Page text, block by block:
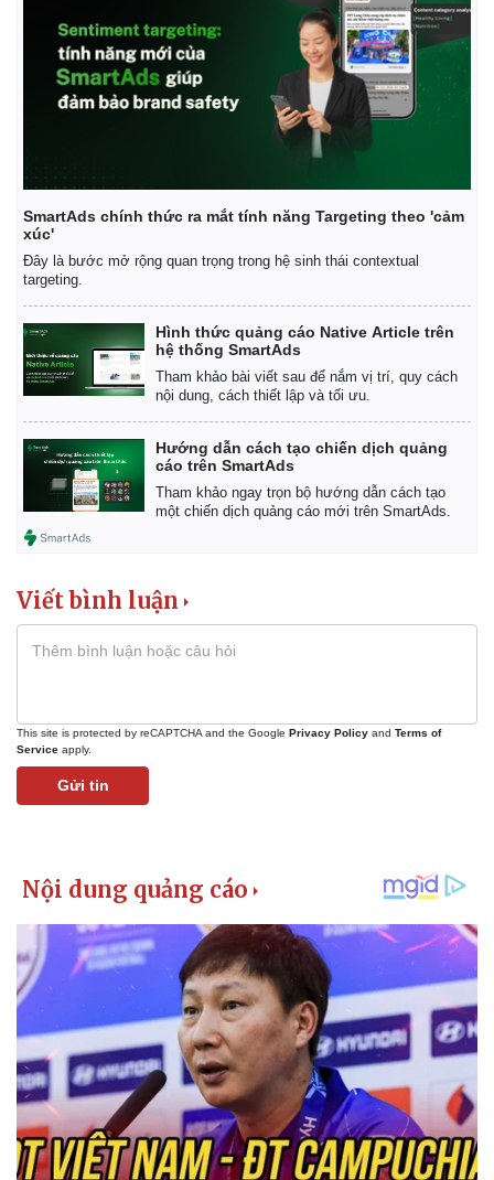
Bất động sản
Khởi nghiệp
Tiêu dùng
SmartAds chính thức ra mắt tính năng Targeting theo 'cảm
xúc'
Đây là bước mở rộng quan trọng trong hệ sinh thái contextual
targeting.
Hình thức quảng cáo Native Article trên
hệ thống SmartAds
Tham khảo bài viết sau để nắm vị trí, quy cách
nội dung, cách thiết lập và tối ưu.
Hướng dẫn cách tạo chiến dịch quảng
cáo trên SmartAds
Tham khảo ngay trọn bộ hướng dẫn cách tạo
một chiến dịch quảng cáo mới trên SmartAds.
Viết bình luận
This site is protected by reCAPTCHA and the Google Privacy Policy and Terms of
Service apply.
Gửi tin